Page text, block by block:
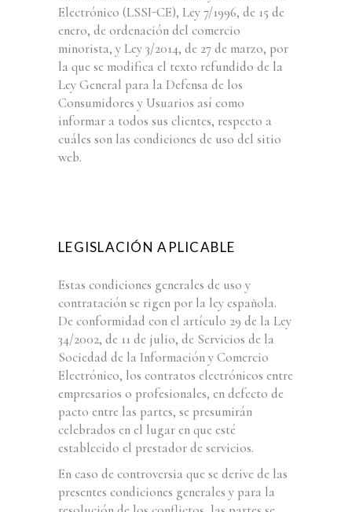
Electrónico (LSSI-CE), Ley 7/1996, de 15 de
enero, de ordenación del comercio
minorista, y Ley 3/2014, de 27 de marzo, por
la que se modifica el texto refundido de la
Ley General para la Defensa de los
Consumidores y Usuarios así como
informar a todos sus clientes, respecto a
cuáles son las condiciones de uso del sitio
web.
LEGISLACIÓN APLICABLE
Estas condiciones generales de uso y
contratación se rigen por la ley española.
De conformidad con el artículo 29 de la Ley
34/2002, de 11 de julio, de Servicios de la
Sociedad de la Información y Comercio
Electrónico, los contratos electrónicos entre
empresarios o profesionales, en defecto de
pacto entre las partes, se presumirán
celebrados en el lugar en que esté
establecido el prestador de servicios.
En caso de controversia que se derive de las
presentes condiciones generales y para la